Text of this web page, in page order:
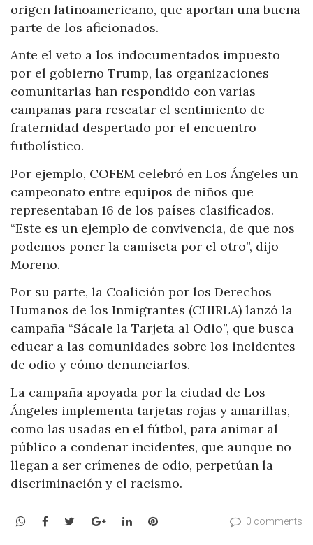
origen latinoamericano, que aportan una buena
parte de los aficionados.
Ante el veto a los indocumentados impuesto
por el gobierno Trump, las organizaciones
comunitarias han respondido con varias
campañas para rescatar el sentimiento de
fraternidad despertado por el encuentro
futbolístico.
Por ejemplo, COFEM celebró en Los Ángeles un
campeonato entre equipos de niños que
representaban 16 de los países clasificados.
“Este es un ejemplo de convivencia, de que nos
podemos poner la camiseta por el otro”, dijo
Moreno.
Por su parte, la Coalición por los Derechos
Humanos de los Inmigrantes (CHIRLA) lanzó la
campaña “Sácale la Tarjeta al Odio”, que busca
educar a las comunidades sobre los incidentes
de odio y cómo denunciarlos.
La campaña apoyada por la ciudad de Los
Ángeles implementa tarjetas rojas y amarillas,
como las usadas en el fútbol, para animar al
público a condenar incidentes, que aunque no
llegan a ser crímenes de odio, perpetúan la
discriminación y el racismo.
WhatsApp
Facebook
TwitterGoogle+LinkedInPinterest 0 comments